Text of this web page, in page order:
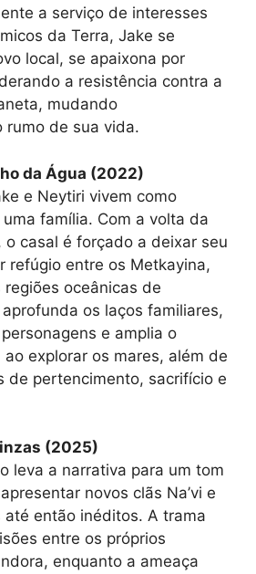
a serviço de interesses
da Terra, Jake se
local, se apaixona por
a resistência contra a
mudando
rumo de sua vida.
da Água (2022)
e Neytiri vivem como
família. Com a volta da
o casal é forçado a deixar seu
refúgio entre os Metkayina,
oceânicas de
os laços familiares,
e amplia o
explorar os mares, além de
de pertencimento, sacrifício e
(2025)
leva a narrativa para um tom
novos clãs Na’vi e
então inéditos. A trama
entre os próprios
enquanto a ameaça